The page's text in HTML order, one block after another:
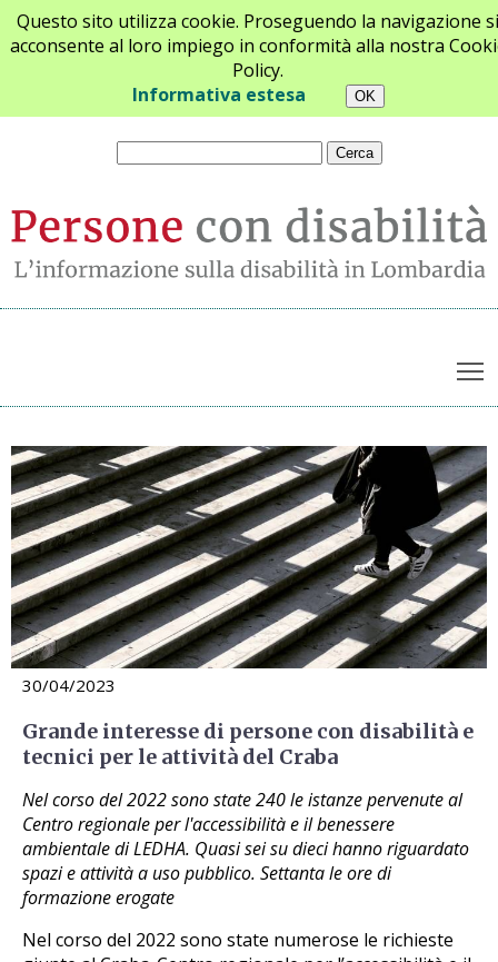
Questo sito utilizza cookie. Proseguendo la navigazione si
acconsente al loro impiego in conformità alla nostra
Policy.
Informativa estesa
Chi siamo Newsletter Contatti
Archivio notizie
30/04/2023
Grande interesse di persone con disabilità e
tecnici per le attività del Craba
Nel corso del 2022 sono state 240 le istanze pervenute al
Centro regionale per l'accessibilità e il benessere
ambientale di LEDHA. Quasi sei su dieci hanno riguardato
spazi e attività a uso pubblico. Settanta le ore di
formazione erogate
Nel corso del 2022 sono state numerose le richieste